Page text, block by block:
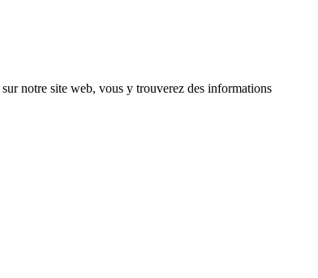
sur notre site web, vous y trouverez des informations